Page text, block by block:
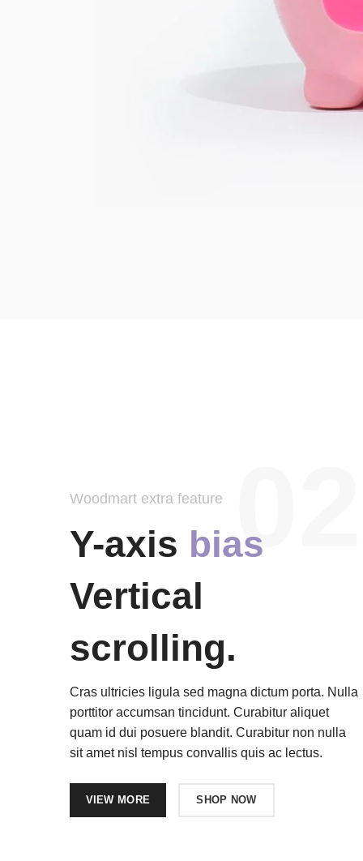
Woodmart extra feature
Y-axis bias
Vertical
scrolling.
Cras ultricies ligula sed magna dictum porta. Nulla
porttitor accumsan tincidunt. Curabitur aliquet
quam id dui posuere blandit. Curabitur non nulla
sit amet nisl tempus convallis quis ac lectus.
VIEW MORE SHOP NOW